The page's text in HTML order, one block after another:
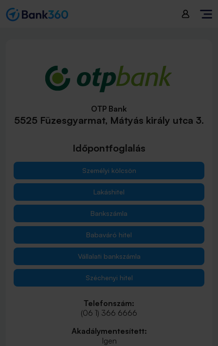
OTP Bank
5525 Füzesgyarmat, Mátyás király utca 3.
Időpontfoglalás
Személyi kölcsön
Lakáshitel
Bankszámla
Babaváró hitel
Vállalati bankszámla
Széchenyi hitel
Telefonszám:
(06 1) 366 6666
Akadálymentesített:
Igen